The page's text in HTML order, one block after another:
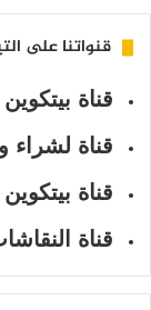
قنواتنا على
قناة
قناة لشراء
قناة
قناة